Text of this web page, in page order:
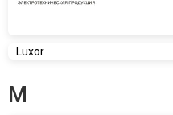
Luxor
M